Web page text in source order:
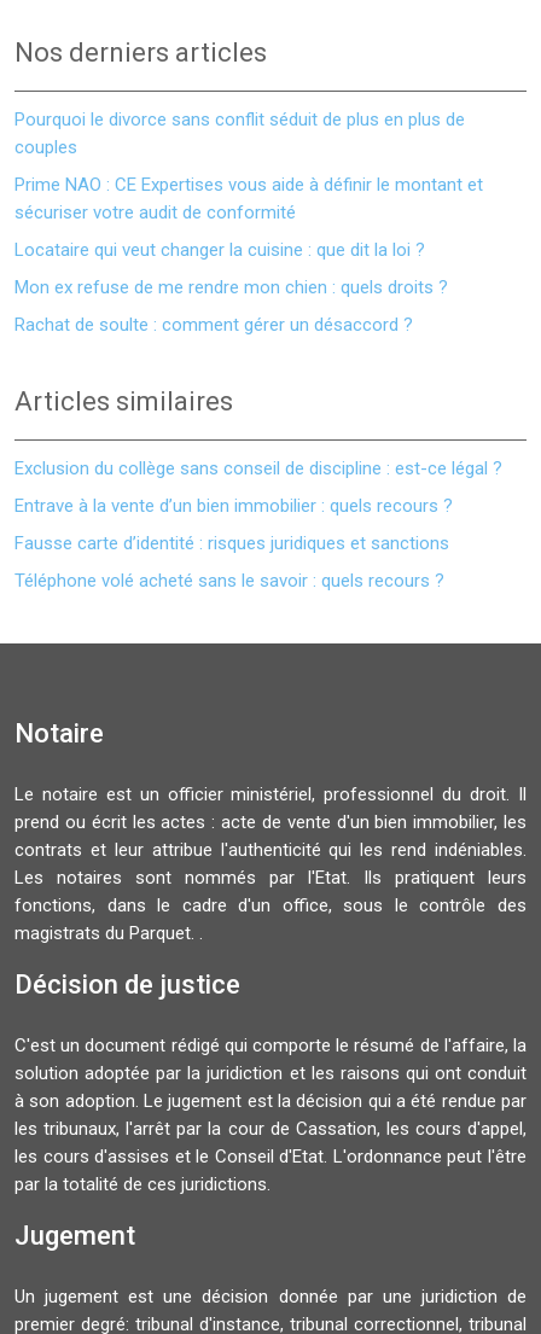
Nos derniers articles
Pourquoi le divorce sans conflit séduit de plus en plus de
couples
Prime NAO : CE Expertises vous aide à définir le montant et
sécuriser votre audit de conformité
Locataire qui veut changer la cuisine : que dit la loi ?
Mon ex refuse de me rendre mon chien : quels droits ?
Rachat de soulte : comment gérer un désaccord ?
Articles similaires
Exclusion du collège sans conseil de discipline : est-ce légal ?
Entrave à la vente d’un bien immobilier : quels recours ?
Fausse carte d’identité : risques juridiques et sanctions
Téléphone volé acheté sans le savoir : quels recours ?
Notaire
Le notaire est un officier ministériel, professionnel du droit. Il
prend ou écrit les actes : acte de vente d'un bien immobilier, les
contrats et leur attribue l'authenticité qui les rend indéniables.
Les notaires sont nommés par l'Etat. Ils pratiquent leurs
fonctions, dans le cadre d'un office, sous le contrôle des
magistrats du Parquet. .
Décision de justice
C'est un document rédigé qui comporte le résumé de l'affaire, la
solution adoptée par la juridiction et les raisons qui ont conduit
à son adoption. Le jugement est la décision qui a été rendue par
les tribunaux, l'arrêt par la cour de Cassation, les cours d'appel,
les cours d'assises et le Conseil d'Etat. L'ordonnance peut l'être
par la totalité de ces juridictions.
Jugement
Un jugement est une décision donnée par une juridiction de
premier degré: tribunal d'instance, tribunal correctionnel, tribunal